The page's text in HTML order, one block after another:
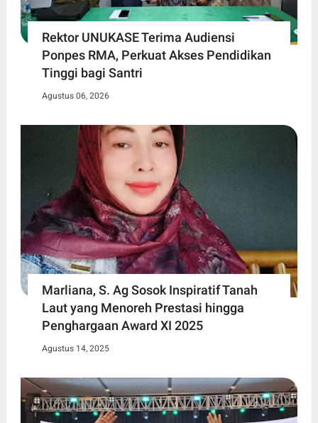
Rektor UNUKASE Terima Audiensi
Ponpes RMA, Perkuat Akses Pendidikan
Tinggi bagi Santri
Agustus 06, 2026
Marliana, S. Ag Sosok Inspiratif Tanah
Laut yang Menoreh Prestasi hingga
Penghargaan Award XI 2025
Agustus 14, 2025